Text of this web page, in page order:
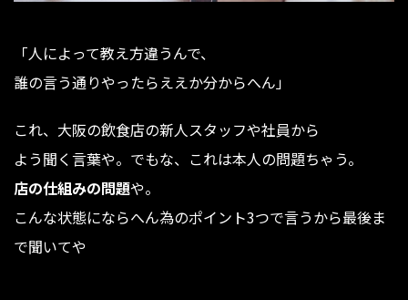
「人によって教え方違うんで、
誰の言う通りやったらええか分からへん」
これ、大阪の飲食店の新人スタッフや社員から
よう聞く言葉や。でもな、これは本人の問題ちゃう。
店の仕組みの問題や。
こんな状態にならへん為のポイント3つで言うから最後ま
で聞いてや